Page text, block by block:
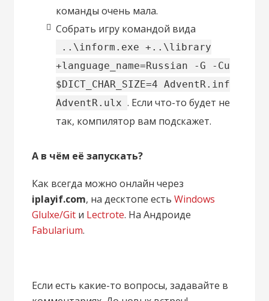
команды очень мала.
Собрать игру командой вида
..\inform.exe +..\library
+language_name=Russian -G -Cu
$DICT_CHAR_SIZE=4 AdventR.inf
AdventR.ulx . Если что-то будет не
так, компилятор вам подскажет.
А в чём её запускать?
Как всегда можно онлайн через
iplayif.com, на десктопе естьWindows
Glulxe/Git и Lectrote. На Андроиде
Fabularium.
Если есть какие-то вопросы, задавайте в